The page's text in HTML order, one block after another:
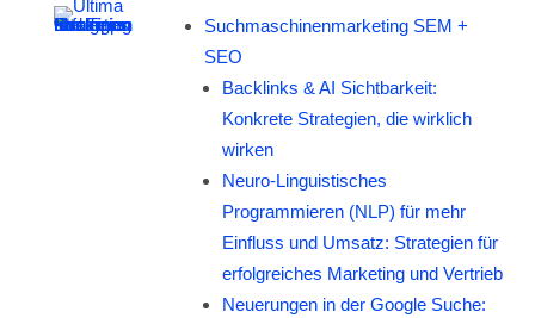
Suchmaschinenmarketing SEM +
SEO
Backlinks & AI Sichtbarkeit:
Konkrete Strategien, die wirklich
wirken
Neuro-Linguistisches
Programmieren (NLP) für mehr
Einfluss und Umsatz: Strategien für
erfolgreiches Marketing und Vertrieb
Neuerungen in der Google Suche: